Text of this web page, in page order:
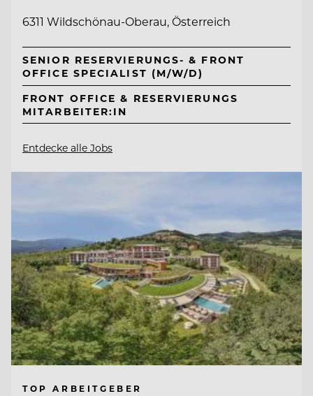
6311 Wildschönau-Oberau, Österreich
SENIOR RESERVIERUNGS- & FRONT
OFFICE SPECIALIST (M/W/D)
FRONT OFFICE & RESERVIERUNGS
MITARBEITER:IN
Entdecke alle Jobs
TOP ARBEITGEBER